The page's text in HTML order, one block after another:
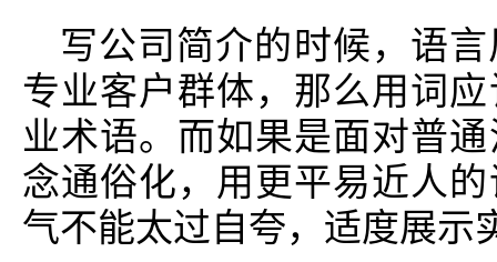
写公司简介的时候，语
专业客户群体，那么用词
业术语。而如果是面对普
念通俗化，用更平易近人
气不能太过自夸，适度展示